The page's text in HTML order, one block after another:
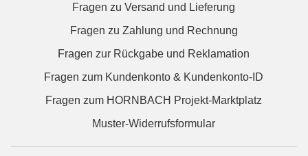
Fragen zu Versand und Lieferung
Fragen zu Zahlung und Rechnung
Fragen zur Rückgabe und Reklamation
Fragen zum Kundenkonto & Kundenkonto-ID
Fragen zum HORNBACH Projekt-Marktplatz
Muster-Widerrufsformular